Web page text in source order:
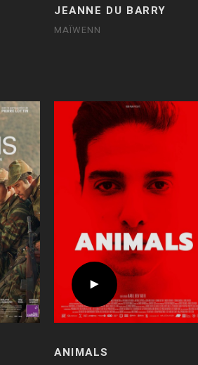
JEANNE DU BARRY
MAÏWENN
ANIMALS